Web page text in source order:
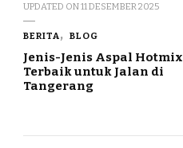
UPDATED ON11 DESEMBER 2025
BERITA BLOG
Jenis-Jenis Aspal Hotmix
Terbaik untuk Jalan di
Tangerang